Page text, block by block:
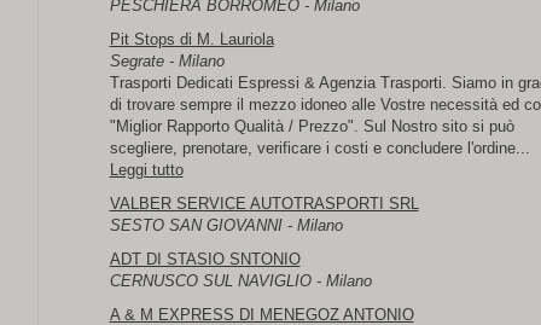
PESCHIERA BORROMEO - Milano
Pit Stops di M. Lauriola
Segrate - Milano
Trasporti Dedicati Espressi & Agenzia Trasporti. Siamo in
di trovare sempre il mezzo idoneo alle Vostre necessità ed
"Miglior Rapporto Qualità / Prezzo". Sul Nostro sito si può
scegliere, prenotare, verificare i costi e concludere l'ordine...
Leggi tutto
VALBER SERVICE AUTOTRASPORTI SRL
SESTO SAN GIOVANNI - Milano
ADT DI STASIO SNTONIO
CERNUSCO SUL NAVIGLIO - Milano
A & M EXPRESS DI MENEGOZ ANTONIO